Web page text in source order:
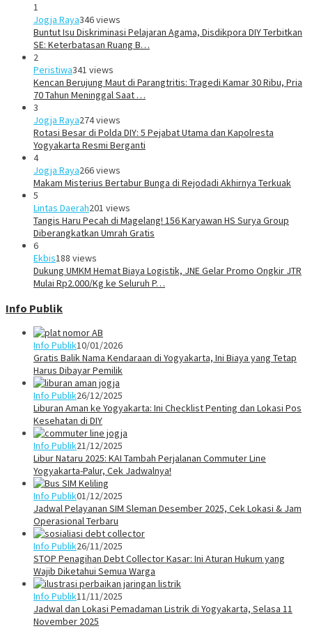
1
Jogja Raya346 views
Buntut Isu Diskriminasi Pelajaran Agama, Disdikpora DIY Terbitkan
SE: Keterbatasan Ruang B…
2
Peristiwa341 views
Kencan Berujung Maut di Parangtritis: Tragedi Kamar 30 Ribu, Pria
70 Tahun Meninggal Saat …
3
Jogja Raya274 views
Rotasi Besar di Polda DIY: 5 Pejabat Utama dan Kapolresta
Yogyakarta Resmi Berganti
4
Jogja Raya266 views
Makam Misterius Bertabur Bunga di Rejodadi Akhirnya Terkuak
5
Lintas Daerah201 views
Tangis Haru Pecah di Magelang! 156 Karyawan HS Surya Group
Diberangkatkan Umrah Gratis
6
Ekbis188 views
Dukung UMKM Hemat Biaya Logistik, JNE Gelar Promo Ongkir JTR
Mulai Rp2.000/Kg ke Seluruh P…
Info Publik
Info Publik10/01/2026
Gratis Balik Nama Kendaraan di Yogyakarta, Ini Biaya yang Tetap
Harus Dibayar Pemilik
Info Publik26/12/2025
Liburan Aman ke Yogyakarta: Ini Checklist Penting dan Lokasi Pos
Kesehatan di DIY
Info Publik21/12/2025
Libur Nataru 2025: KAI Tambah Perjalanan Commuter Line
Yogyakarta-Palur, Cek Jadwalnya!
Info Publik01/12/2025
Jadwal Pelayanan SIM Sleman Desember 2025, Cek Lokasi & Jam
Operasional Terbaru
Info Publik26/11/2025
STOP Penagihan Debt Collector Kasar: Ini Aturan Hukum yang
Wajib Diketahui Semua Warga
Info Publik11/11/2025
Jadwal dan Lokasi Pemadaman Listrik di Yogyakarta, Selasa 11
November 2025